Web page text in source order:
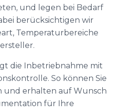
und legen bei Bedarf
berücksichtigen wir
Temperaturbereiche
die Inbetriebnahme mit
So können Sie
und erhalten auf Wunsch
für Ihre